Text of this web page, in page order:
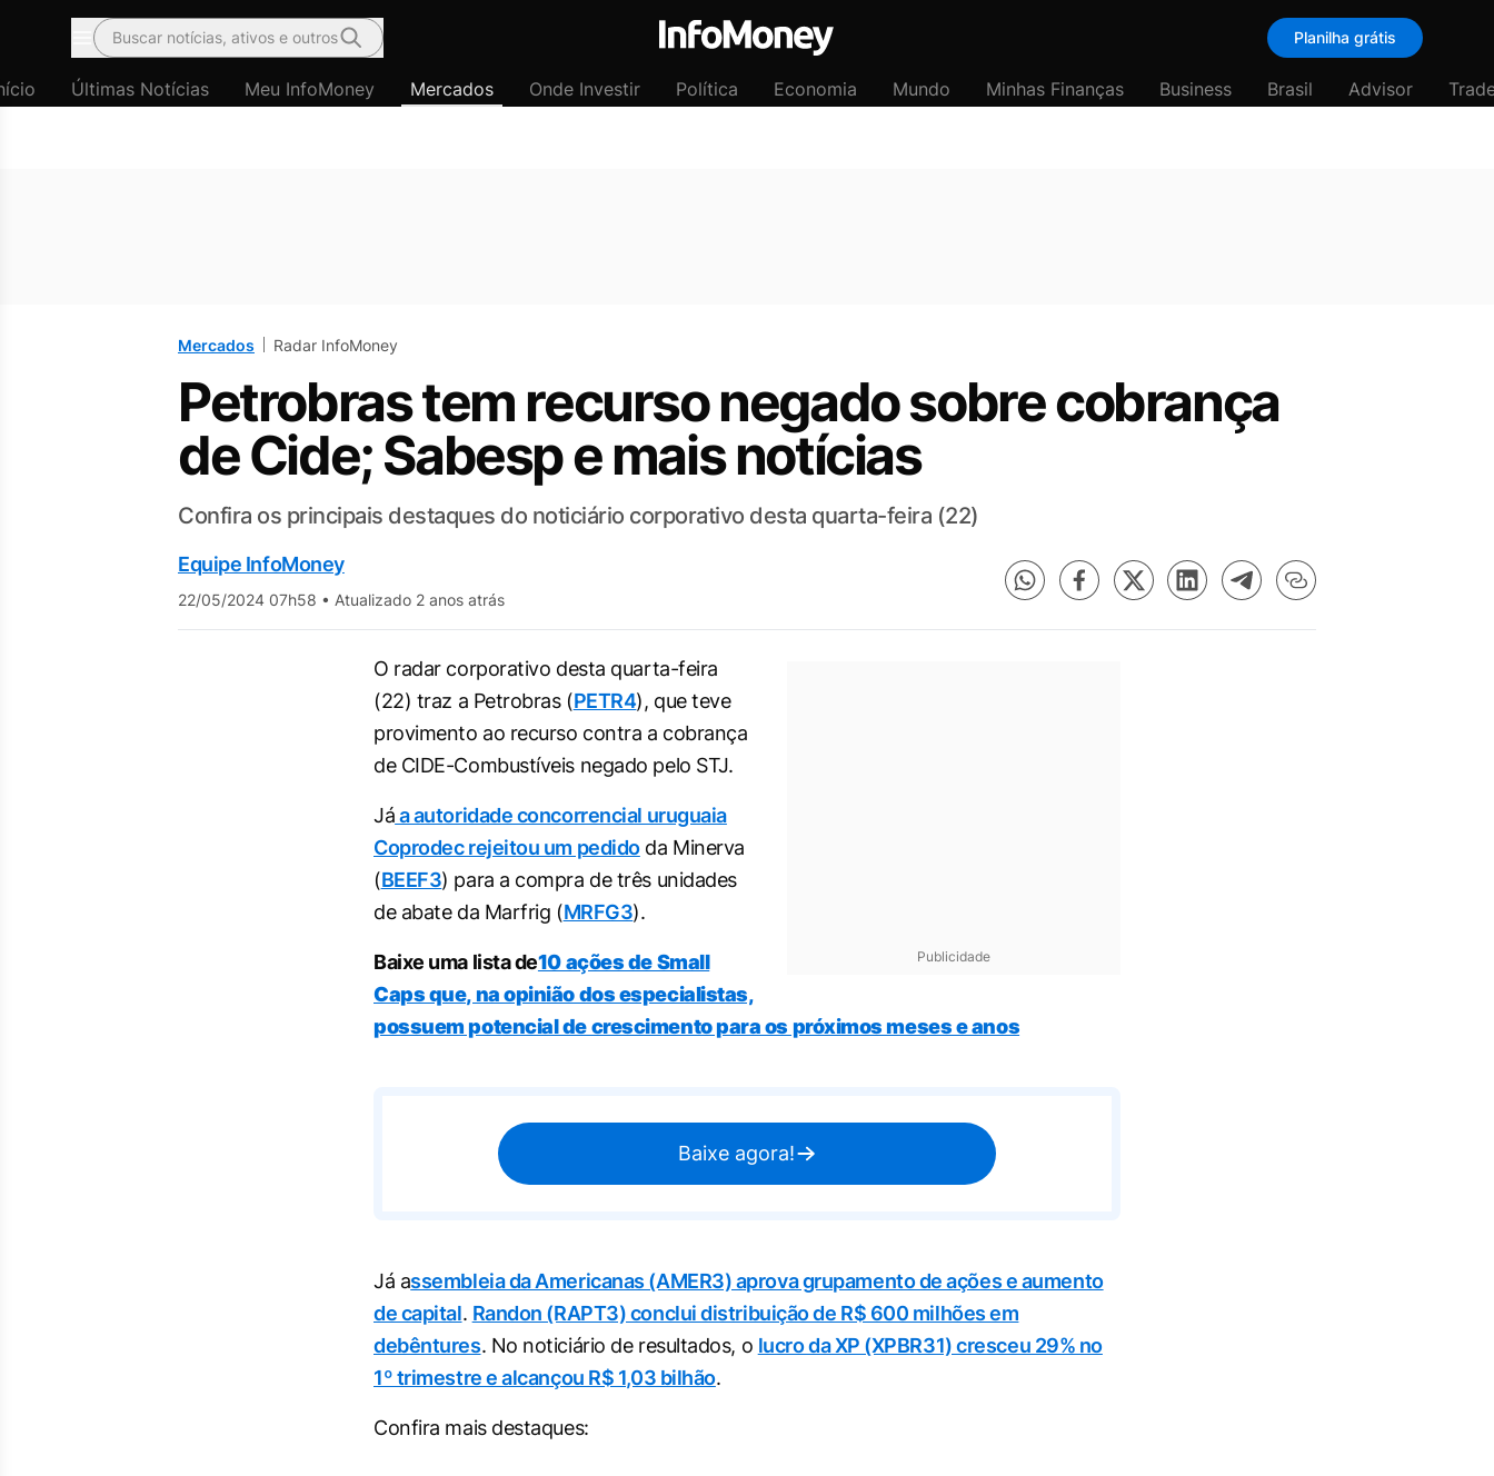
Menu
Buscar notícias, ativos e outros Planilha grátis
Últimas Notícias Meu InfoMoney Mercados Onde Investir Política Economia Mundo Minhas Finanças Business Brasil Advisor
Mercados Radar InfoMoney
Petrobras tem recurso negado sobre cobrança
de Cide; Sabesp e mais notícias
Confira os principais destaques do noticiário corporativo desta quarta-feira (22)
Equipe InfoMoney
22/05/2024 07h58 • Atualizado 2 anos atrás
Publicidade
O radar corporativo desta quarta-feira
(22) traz a Petrobras (PETR4), que teve
provimento ao recurso contra a cobrança
de CIDE-Combustíveis negado pelo STJ.
Jáa autoridade concorrencial uruguaia
Coprodec rejeitou um pedidoda Minerva
(BEEF3) para a compra de três unidades
de abate da Marfrig (MRFG3).
Baixe uma lista de10 ações de Small
Caps que, na opinião dos especialistas,
possuem potencial de crescimento para os próximos meses e anos
Baixe agora!
Já assembleia da Americanas (AMER3) aprova grupamento de ações e aumento
de capital. Randon (RAPT3) conclui distribuição de R$ 600 milhões em
debêntures. No noticiário de resultados, o lucro da XP (XPBR31) cresceu 29% no
1º trimestre e alcançou R$ 1,03 bilhão.
Confira mais destaques: